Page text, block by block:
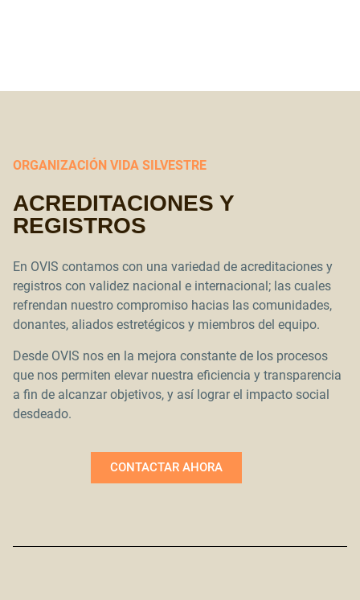
ORGANIZACIÓN VIDA SILVESTRE
ACREDITACIONES Y
REGISTROS
En OVIS contamos con una variedad de acreditaciones y
registros con validez nacional e internacional; las cuales
refrendan nuestro compromiso hacias las comunidades,
donantes, aliados estretégicos y miembros del equipo.
Desde OVIS nos en la mejora constante de los procesos
que nos permiten elevar nuestra eficiencia y transparencia
a fin de alcanzar objetivos, y así lograr el impacto social
desdeado.
CONTACTAR AHORA